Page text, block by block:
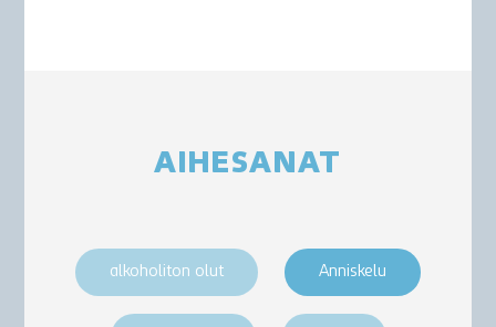
AIHESANAT
alkoholiton olut Anniskelu